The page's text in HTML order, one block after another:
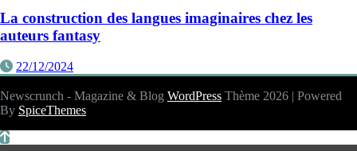
La construction des langues imaginaires chez les
auteurs fantasy
22/12/2024
Newscrunch - Magazine & Blog WordPress Thème 2026 | Powered
By SpiceThemes